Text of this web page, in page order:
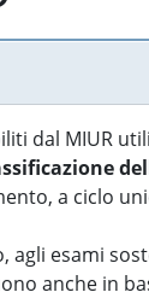
dal MIUR
a ciclo
esami
anche in